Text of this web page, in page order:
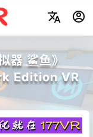
鲨鱼》
Edition VR